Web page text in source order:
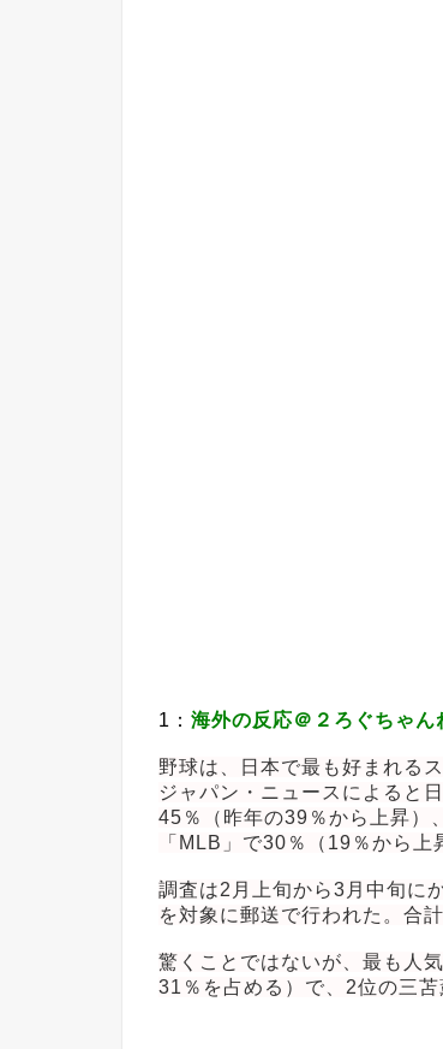
1： 海外の反応＠２ろぐちゃん
野球は、日本で最も好まれる
ジャパン・ニュースによると
45％（昨年の39％から上昇）
「MLB」で30％（19％から上
調査は2月上旬から3月中旬に
を対象に郵送で行われた。合
驚くことではないが、最も人
31％を占める）で、2位の三苫